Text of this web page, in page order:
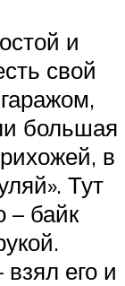
и
свой
большая
в
Тут
– байк
его и